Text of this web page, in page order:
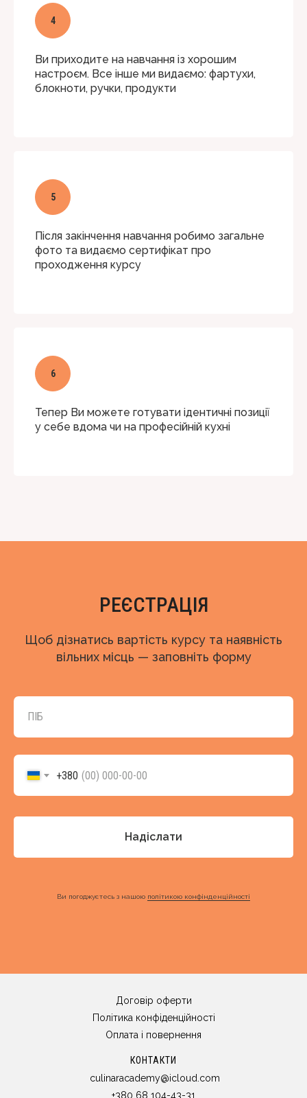
Ви приходите на навчання із хорошим
настроєм. Все інше ми видаємо: фартухи,
блокноти, ручки, продукти
Після закінчення навчання робимо загальне
фото та видаємо сертифікат про
проходження курсу
Тепер Ви можете готувати ідентичні позиції
у себе вдома чи на професійній кухні
РЕЄСТРАЦІЯ
Щоб дізнатись вартість курсу та наявність
вільних місць — заповніть форму
ПІБ
+380
Надіслати
Ви погоджуєтесь з нашою політикою конфінденційності
Договір оферти
Політика конфіденційності
Оплата і повернення
culinaracademy@icloud.com
+380 68 104-43-31
КОНТАКТИ